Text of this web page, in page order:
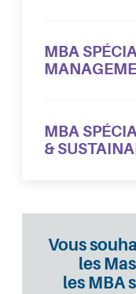
MBA
MBA
&
Vous
les
les MBA